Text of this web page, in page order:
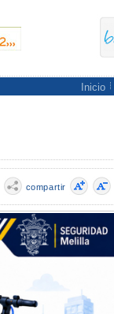
Inicio
compartir